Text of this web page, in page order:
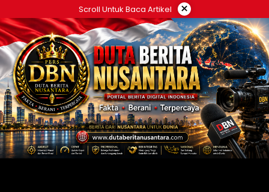
ke
konten
Scroll Untuk Baca Artikel ×